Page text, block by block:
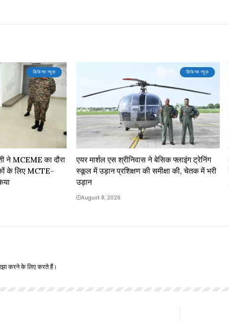
डिफेन्स न्यूज़
ने MCEME का दौरा
के लिए MCTE-
डिफेन्स न्यूज़
एयर मार्शल एस श्रीनिवास ने बेसिक फ्लाइंग ट्रेनिंग
स्कूल में उड़ान प्रशिक्षण की समीक्षा की, चेतक में भरी
उड़ान
August 8, 2026
करने के लिए करते हैं।